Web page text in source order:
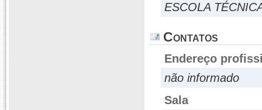
ESCOLA
Contatos
Endereço
não informado
Sala